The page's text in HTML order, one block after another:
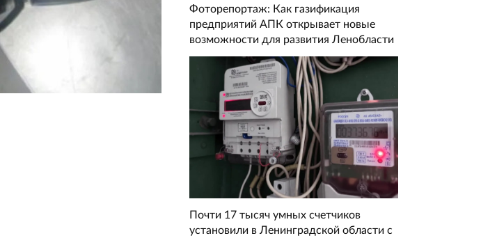
Фоторепортаж: Как газификация
предприятий АПК открывает новые
возможности для развития Ленобласти
Почти 17 тысяч умных счетчиков
установили в Ленинградской области с